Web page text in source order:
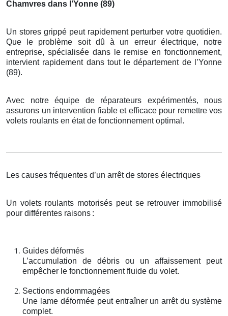
Chamvres dans l’Yonne (89)
Un stores grippé peut rapidement perturber votre quotidien.
Que le problème soit dû à un erreur électrique, notre
entreprise, spécialisée dans le remise en fonctionnement,
intervient rapidement dans tout le département de l’Yonne
(89).
Avec notre équipe de réparateurs expérimentés, nous
assurons un intervention fiable et efficace pour remettre vos
volets roulants en état de fonctionnement optimal.
Les causes fréquentes d’un arrêt de stores électriques
Un volets roulants motorisés peut se retrouver immobilisé
pour différentes raisons :
Guides déformés
L’accumulation de débris ou un affaissement peut
empêcher le fonctionnement fluide du volet.
Sections endommagées
Une lame déformée peut entraîner un arrêt du système
complet.